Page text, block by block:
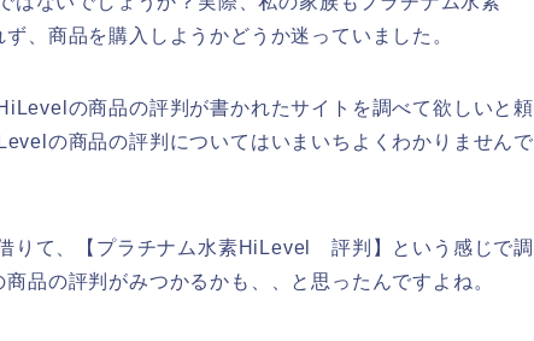
、商品を購入しようかどうか迷っていました。
の商品の評判が書かれたサイトを調べて欲しいと頼
の商品の評判についてはいまいちよくわかりませんで
りて、【プラチナム水素HiLevel 評判】という感じで調
品の評判がみつかるかも、、と思ったんですよね。